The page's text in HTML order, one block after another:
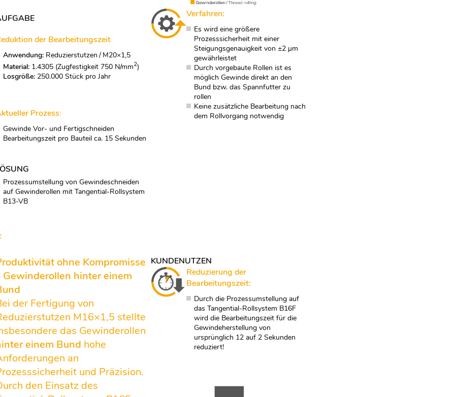
der Bearbeitungszeit
Anwendung: Reduzierstutzen / M20×1,5
Material: 1.4305 (Zugfestigkeit 750 N/mm2)
Losgröße: 250.000 Stück pro Jahr
Prozess:
Gewinde Vor- und Fertigschneiden
Bearbeitungszeit pro Bauteil ca. 15 Sekunden
Prozessumstellung von Gewindeschneiden
auf Gewinderollen mit Tangential-Rollsystem
B13-VB
Verfahren:
Es wird eine größere
Prozesssicherheit mit einer
Steigungsgenauigkeit von ±2 µm
gewährleistet
Durch vorgebaute Rollen ist es
möglich Gewinde direkt an den
Bund bzw. das Spannfutter zu
rollen
Keine zusätzliche Bearbeitung nach
dem Rollvorgang notwendig
ohne Kompromisse
Gewinderollen hinter einem
der Fertigung von
M16×1,5 stellte
das Gewinderollen
einem Bund hohe
an
und Präzision.
den Einsatz des
KUNDENUTZEN
Reduzierung der
Bearbeitungszeit:
Durch die Prozessumstellung auf
das Tangential-Rollsystem B16F
wird die Bearbeitungszeit für die
Gewindeherstellung von
ursprünglich 12 auf 2 Sekunden
reduziert!